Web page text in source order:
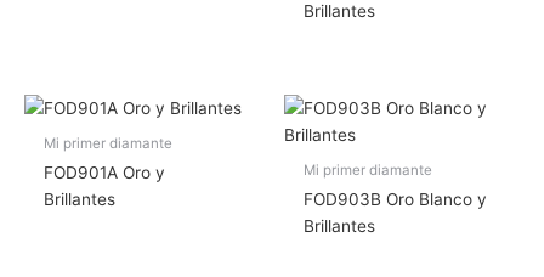
Brillantes
Mi primer diamante
FOD901A Oro y
Brillantes
Mi primer diamante
FOD903B Oro Blanco y
Brillantes